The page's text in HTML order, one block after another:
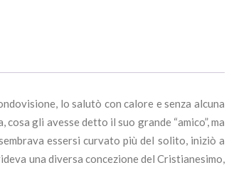
lo salutò con calore e senza alcuna
gli avesse detto il suo grande “amico”, ma
essersi curvato più del solito, iniziò a
una diversa concezione del Cristianesimo,